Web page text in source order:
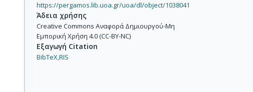
https://pergamos.lib.uoa.gr/uoa/dl/object/1038041
Άδεια χρήσης
Creative Commons Αναφορά Δημιουργού-Μη
Εμπορική Χρήση 4.0 (CC-BY-NC)
Εξαγωγή Citation
BibTeX,RIS